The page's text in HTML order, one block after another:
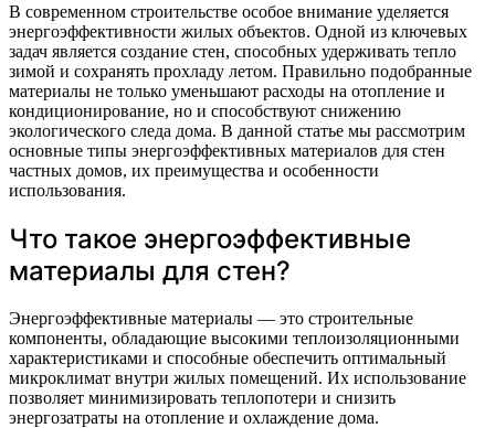
В современном строительстве особое внимание уделяется
энергоэффективности жилых объектов. Одной из ключевых
задач является создание стен, способных удерживать тепло
зимой и сохранять прохладу летом. Правильно подобранные
материалы не только уменьшают расходы на отопление и
кондиционирование, но и способствуют снижению
экологического следа дома. В данной статье мы рассмотрим
основные типы энергоэффективных материалов для стен
частных домов, их преимущества и особенности
использования.
Что такое энергоэффективные
материалы для стен?
Энергоэффективные материалы — это строительные
компоненты, обладающие высокими теплоизоляционными
характеристиками и способные обеспечить оптимальный
микроклимат внутри жилых помещений. Их использование
позволяет минимизировать теплопотери и снизить
энергозатраты на отопление и охлаждение дома.